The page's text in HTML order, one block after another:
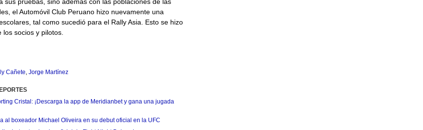
el Automóvil Club Peruano hizo nuevamente una
tal como sucedió para el Rally Asia. Esto se hizo
socios y pilotos.
Cañete, Jorge Martínez
Cristal: ¡Descarga la app de Meridianbet y gana una jugada
al boxeador Michael Oliveira en su debut oficial en la UFC